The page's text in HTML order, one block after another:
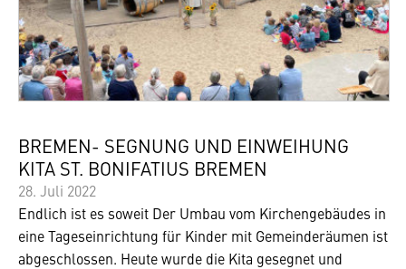
BREMEN- SEGNUNG UND EINWEIHUNG
KITA ST. BONIFATIUS BREMEN
28. Juli 2022
Endlich ist es soweit Der Umbau vom Kirchengebäudes in
eine Tageseinrichtung für Kinder mit Gemeinderäumen ist
abgeschlossen. Heute wurde die Kita gesegnet und